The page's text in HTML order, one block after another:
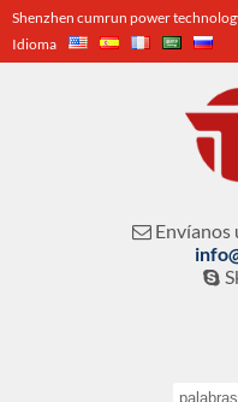
Shenzhen cumrun power
Idioma
 Envíanos
